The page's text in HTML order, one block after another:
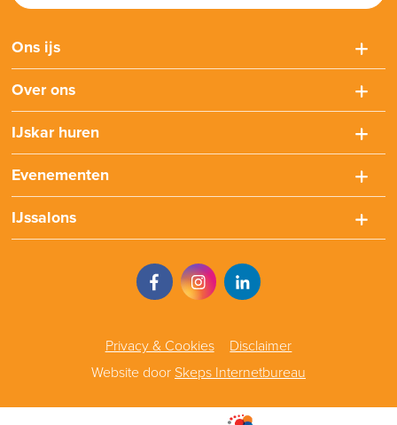
Ons ijs
Over ons
IJskar huren
Evenementen
IJssalons
Privacy & Cookies
Disclaimer
Website door Skeps Internetbureau